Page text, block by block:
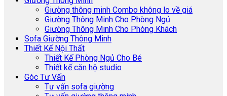
Giường thông minh Combo không lo về giá
Giường Thông Minh Cho Phòng Ngủ
Giường Thông Minh Cho Phòng Khách
Sofa Giường Thông Minh
Thiết Kế Nội Thất
Thiết Kế Phòng Ngủ Cho Bé
Thiết kế căn hộ studio
Góc Tư Vấn
Tư vấn sofa giường